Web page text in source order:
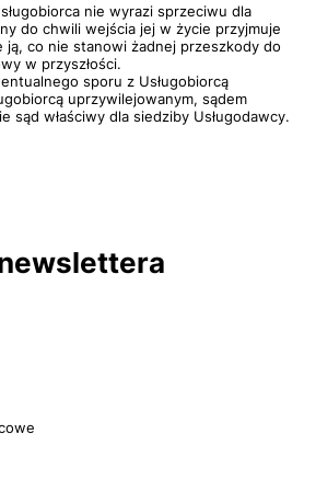
nie wyrazi sprzeciwu dla
do chwili wejścia jej w życie przyjmuje
ją, co nie stanowi żadnej przeszkody do
w przyszłości.
sporu z Usługobiorcą
uprzywilejowanym, sądem
sąd właściwy dla siedziby Usługodawcy.